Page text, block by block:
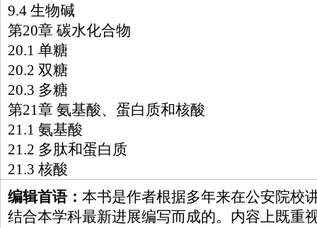
9.4 生物碱
第20章 碳水化合物
20.1 单糖
20.2 双糖
20.3 多糖
第21章 氨基酸、蛋白质和核酸
21.1 氨基酸
21.2 多肽和蛋白质
21.3 核酸
编辑首语： 本书是作者根据多年来在公安院校
结合本学科最新进展编写而成的。内容上既重